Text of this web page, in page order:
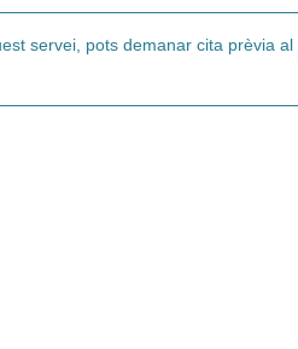
servei, pots demanar cita prèvia al